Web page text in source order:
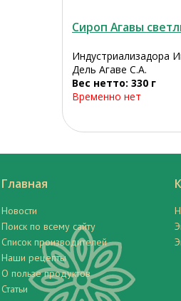
Сироп Агавы
Индустриализадора
Дель Агаве С.А.
Вес нетто: 330 г
Временно нет
Главная
Новости
Поиск по всему сайту
Список производителей
Наши рецепты
О пользе продуктов
Статьи